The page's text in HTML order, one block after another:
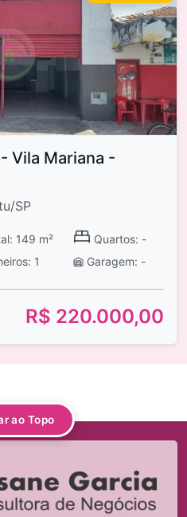
Vila Mariana -
SP
149 m²
Quartos: -
1 Garagem: -
R$ 220.000,00
ao Topo